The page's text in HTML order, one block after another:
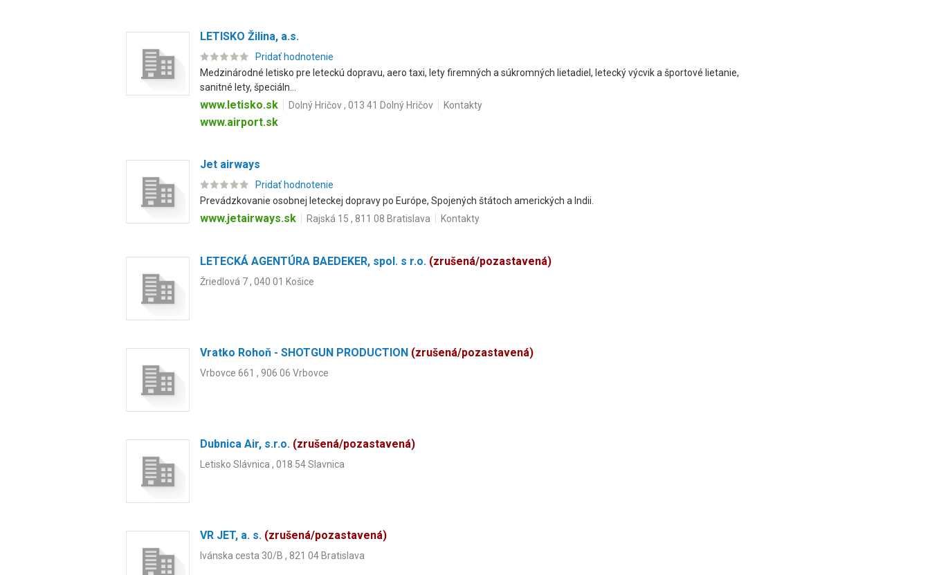
LETISKO Žilina, a.s.
Pridať hodnotenie
Medzinárodné letisko pre leteckú dopravu, aero taxi, lety firemných a súkromných lietadiel, letecký výcvik a športové lietanie,
sanitné lety, špeciáln...
www.letisko.sk Dolný Hričov , 013 41 Dolný Hričov Kontakty
www.airport.sk
Jet airways
Pridať hodnotenie
Prevádzkovanie osobnej leteckej dopravy po Európe, Spojených štátoch amerických a Indii.
www.jetairways.sk Rajská 15 , 811 08 Bratislava Kontakty
LETECKÁ AGENTÚRA BAEDEKER, spol. s r.o. (zrušená/pozastavená)
Žriedlová 7 , 040 01 Košice
Vratko Rohoň - SHOTGUN PRODUCTION (zrušená/pozastavená)
Vrbovce 661 , 906 06 Vrbovce
Dubnica Air, s.r.o. (zrušená/pozastavená)
Letisko Slávnica , 018 54 Slavnica
VR JET, a. s. (zrušená/pozastavená)
Ivánska cesta 30/B , 821 04 Bratislava